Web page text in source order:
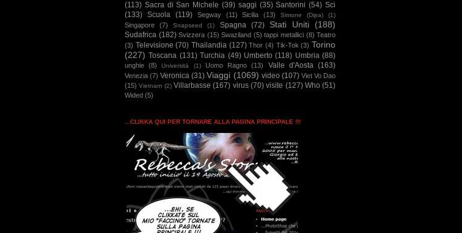
(113) Sacra di San Michele (39) saggi (35) Santorini (54) Sci
(133) Scuola (119) Segway (11) Sicilia (13) Simone (Dipa) (1)
Singapore (7) Snapseed (1) Spagna (72) Stati Uniti (188)
Sudafrica (182) Svizzera (15) Swaziland (5) tappi metallici (8) Teatro
(3) Televisione (70) Thailandia (127) Thor (4) Tik-Tok (3) Torino
(227) Toscana (131) Turchia (49) Umberto (118) Umbria (88)
unghie (8) Università (1) Uomo Ragno (13) Valle d'Aosta (163)
Venezia (7) Veronica (31) Viaggi (1069) video (107) Viet Vo Dao
(15) Vietnam (2) Villarbasse (167) virus (70) visite (127) Who (51)
Wided (5)
...CLIKKA QUI PER TORNARE ALLA PAGINA PRINCIPALE !!!